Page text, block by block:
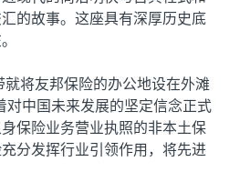
的故事。这座具有深厚历史底
将友邦保险的办公地设在外滩
中国未来发展的坚定信念正式
保险业务营业执照的非本土保
分发挥行业引领作用，将先进